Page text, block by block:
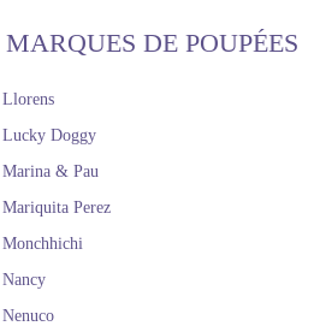
DE POUPÉES
Llorens
Lucky Doggy
Marina & Pau
Mariquita Perez
Monchhichi
Nancy
Nenuco